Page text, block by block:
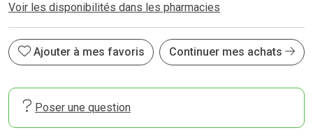
Voir les disponibilités dans les pharmacies
Ajouter à mes favoris Continuer mes achats
Poser une question